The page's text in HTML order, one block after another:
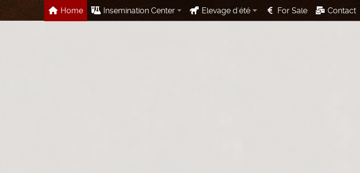
Home Insemination Center Elevage d'été For Sale Contact